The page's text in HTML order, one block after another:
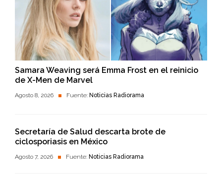
Samara Weaving será Emma Frost en el reinicio
de X-Men de Marvel
Agosto 8, 2026 Fuente: Noticias Radiorama
Secretaría de Salud descarta brote de
ciclosporiasis en México
Agosto 7, 2026 Fuente: Noticias Radiorama